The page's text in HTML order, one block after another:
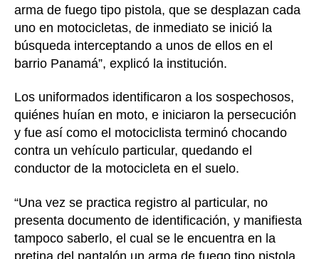
arma de fuego tipo pistola, que se desplazan cada
uno en motocicletas, de inmediato se inició la
búsqueda interceptando a unos de ellos en el
barrio Panamá”, explicó la institución.
Los uniformados identificaron a los sospechosos,
quiénes huían en moto, e iniciaron la persecución
y fue así como el motociclista terminó chocando
contra un vehículo particular, quedando el
conductor de la motocicleta en el suelo.
“Una vez se practica registro al particular, no
presenta documento de identificación, y manifiesta
tampoco saberlo, el cual se le encuentra en la
pretina del pantalón un arma de fuego tipo pistola,